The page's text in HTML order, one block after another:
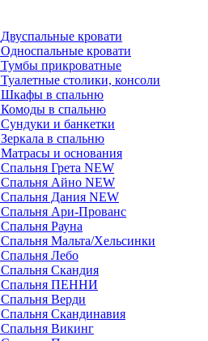
Двуспальные кровати
Односпальные кровати
Тумбы прикроватные
Туалетные столики, консоли
Шкафы в спальню
Комоды в спальню
Сундуки и банкетки
Зеркала в спальню
Матрасы и основания
Спальня Грета NEW
Спальня Айно NEW
Спальня Дания NEW
Спальня Ари-Прованс
Спальня Рауна
Спальня Мальта/Хельсинки
Спальня Лебо
Спальня Скандия
Спальня ПЕННИ
Спальня Верди
Спальня Скандинавия
Спальня Викинг